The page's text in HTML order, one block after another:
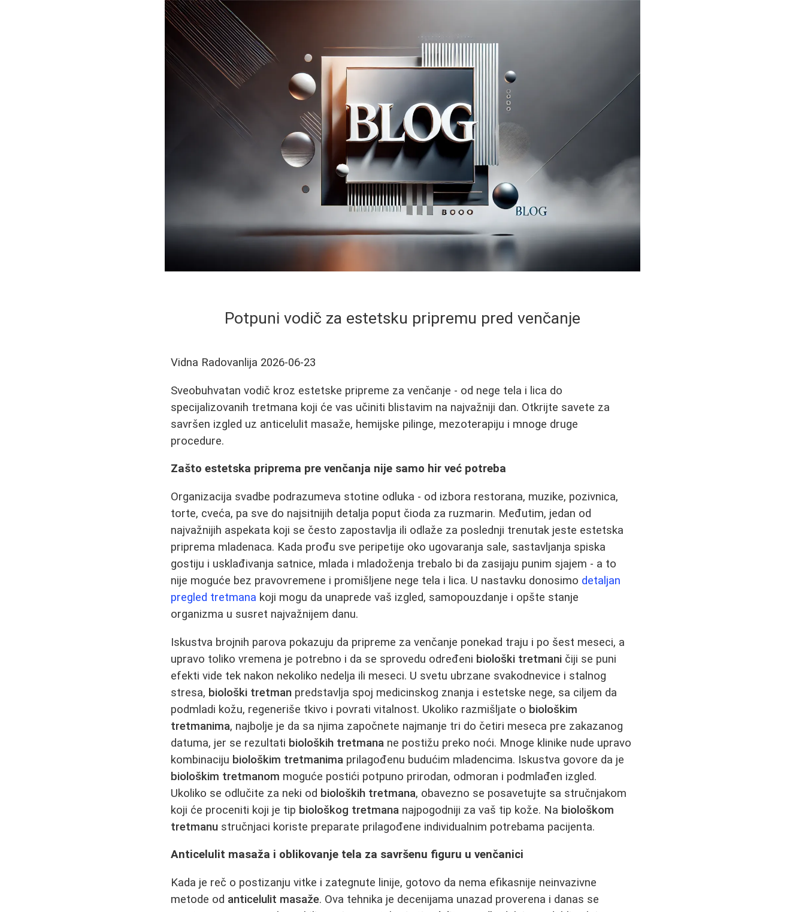
Potpuni vodič za estetsku pripremu pred venčanje
Vidna Radovanlija 2026-06-23
Sveobuhvatan vodič kroz estetske pripreme za venčanje - od nege tela i lica do
specijalizovanih tretmana koji će vas učiniti blistavim na najvažniji dan. Otkrijte savete za
savršen izgled uz anticelulit masaže, hemijske pilinge, mezoterapiju i mnoge druge
procedure.
Zašto estetska priprema pre venčanja nije samo hir već potreba
Organizacija svadbe podrazumeva stotine odluka - od izbora restorana, muzike, pozivnica,
torte, cveća, pa sve do najsitnijih detalja poput čioda za ruzmarin. Međutim, jedan od
najvažnijih aspekata koji se često zapostavlja ili odlaže za poslednji trenutak jeste estetska
priprema mladenaca. Kada prođu sve peripetije oko ugovaranja sale, sastavljanja spiska
gostiju i usklađivanja satnice, mlada i mladoženja trebalo bi da zasijaju punim sjajem - a to
nije moguće bez pravovremene i promišljene nege tela i lica. U nastavku donosimo detaljan
pregled tretmana koji mogu da unaprede vaš izgled, samopouzdanje i opšte stanje
organizma u susret najvažnijem danu.
Iskustva brojnih parova pokazuju da pripreme za venčanje ponekad traju i po šest meseci, a
upravo toliko vremena je potrebno i da se sprovedu određeni biološki tretmani čiji se puni
efekti vide tek nakon nekoliko nedelja ili meseci. U svetu ubrzane svakodnevice i stalnog
stresa, biološki tretman predstavlja spoj medicinskog znanja i estetske nege, sa ciljem da
podmladi kožu, regeneriše tkivo i povrati vitalnost. Ukoliko razmišljate o biološkim
tretmanima, najbolje je da sa njima započnete najmanje tri do četiri meseca pre zakazanog
datuma, jer se rezultati bioloških tretmana ne postižu preko noći. Mnoge klinike nude upravo
kombinaciju biološkim tretmanima prilagođenu budućim mladencima. Iskustva govore da je
biološkim tretmanom moguće postići potpuno prirodan, odmoran i podmlađen izgled.
Ukoliko se odlučite za neki od bioloških tretmana, obavezno se posavetujte sa stručnjakom
koji će proceniti koji je tip biološkog tretmana najpogodniji za vaš tip kože. Na biološkom
tretmanu stručnjaci koriste preparate prilagođene individualnim potrebama pacijenta.
Anticelulit masaža i oblikovanje tela za savršenu figuru u venčanici
Kada je reč o postizanju vitke i zategnute linije, gotovo da nema efikasnije neinvazivne
metode od anticelulit masaže. Ova tehnika je decenijama unazad proverena i danas se